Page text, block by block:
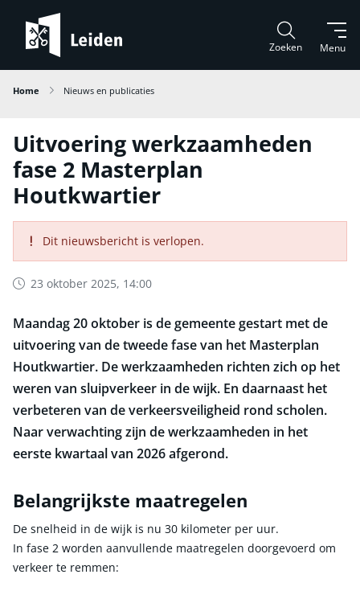
Menu
Zoeken
Home Nieuws en publicaties
Uitvoering werkzaamheden
fase 2 Masterplan
Houtkwartier
Dit nieuwsbericht is verlopen.
23 oktober 2025, 14:00
Maandag 20 oktober is de gemeente gestart met de
uitvoering van de tweede fase van het Masterplan
Houtkwartier. De werkzaamheden richten zich op het
weren van sluipverkeer in de wijk. En daarnaast het
verbeteren van de verkeersveiligheid rond scholen.
Naar verwachting zijn de werkzaamheden in het
eerste kwartaal van 2026 afgerond.
Belangrijkste maatregelen
De snelheid in de wijk is nu 30 kilometer per uur.
In fase 2 worden aanvullende maatregelen doorgevoerd om
verkeer te remmen: